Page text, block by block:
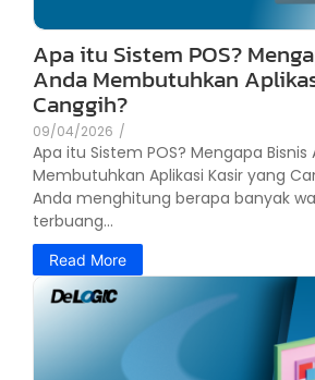
Apa itu Sistem POS?
Anda Membutuhkan
Canggih?
09/04/2026 /
Apa itu Sistem POS? Mengapa Bisnis
Membutuhkan Aplikasi Kasir yang
Anda menghitung berapa banyak
terbuang...
Read More